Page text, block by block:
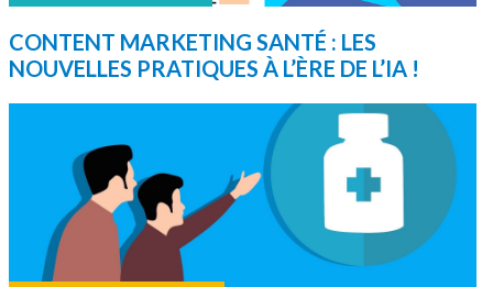
CONTENT MARKETING SANTÉ : LES
NOUVELLES PRATIQUES À L’ÈRE DE L’IA !